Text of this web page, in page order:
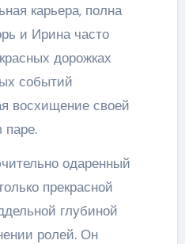
карьера, полна
и Ирина часто
дорожках
событий
восхищение своей
паре.
одаренный
прекрасной
глубиной
ролей. Он